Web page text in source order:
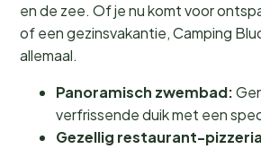
en de zee. Of je nu komt voor
of een gezinsvakantie, Camping
allemaal.
Panoramisch zwembad:
verfrissende duik met een
Gezellig restaurant-